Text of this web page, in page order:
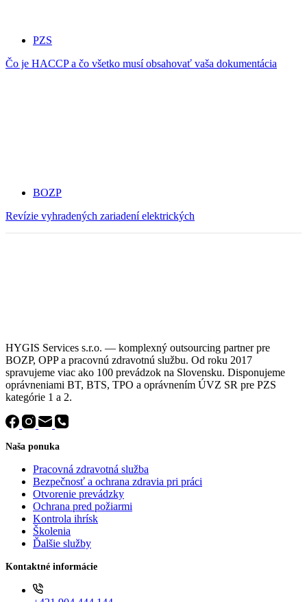
PZS
Čo je HACCP a čo všetko musí obsahovať vaša dokumentácia
BOZP
Revízie vyhradených zariadení elektrických
HYGIS Services s.r.o. — komplexný outsourcing partner pre
BOZP, OPP a pracovnú zdravotnú službu. Od roku 2017
spravujeme viac ako 100 prevádzok na Slovensku. Disponujeme
oprávneniami BT, BTS, TPO a oprávnením ÚVZ SR pre PZS
kategórie 1 a 2.
Naša ponuka
Pracovná zdravotná služba
Bezpečnosť a ochrana zdravia pri práci
Otvorenie prevádzky
Ochrana pred požiarmi
Kontrola ihrísk
Školenia
Ďalšie služby
Kontaktné informácie